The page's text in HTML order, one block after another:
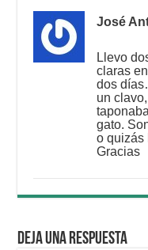
José
Llevo
claras
dos
un
gato.
o quizás
Gracias
Deja una respuesta